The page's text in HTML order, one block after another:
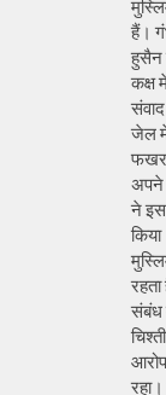
हैं।
हुसैन
कक्ष
जेल में
फखर
अपने
ने इस
संबंध